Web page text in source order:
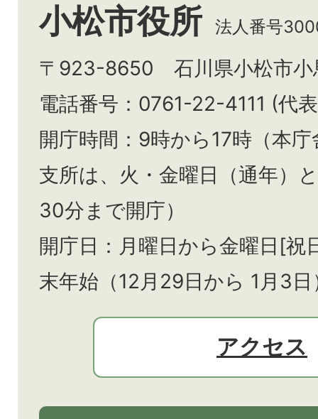
小松市役所 法人番号
〒923-8650 石川県小松市小
電話番号：0761-22-4111 (代
開庁時間：9時から17時（本
支所は、火・金曜日（通年）と
30分まで開庁）
開庁日：月曜日から金曜日[祝
末年始（12月29日から 1月3
アクセス